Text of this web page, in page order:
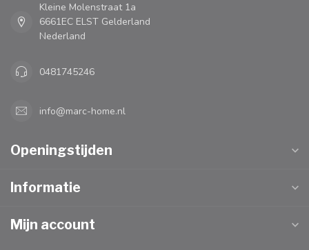
Kleine Molenstraat 1a
6661EC ELST Gelderland
Nederland
0481745246
info@marc-home.nl
Openingstijden
Informatie
Mijn account